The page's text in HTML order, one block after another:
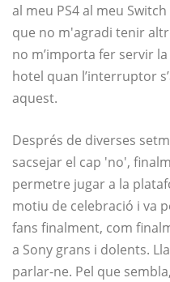
al meu PS4 al meu
que no m'agradi tenir
no m’importa fer servir
hotel quan l’interruptor
aquest.
Després de diverses
sacsejar el cap 'no',
permetre jugar a la
motiu de celebració i va
fans finalment, com
a Sony grans i dolents.
parlar-ne. Pel que sembla,